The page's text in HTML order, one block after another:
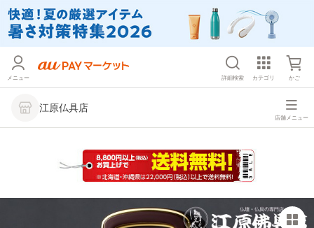
メニュー 詳細検索 カテゴリ かご
江原仏具店
店舗メニュー